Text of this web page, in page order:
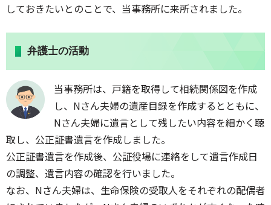
しておきたいとのことで、当事務所に来所されました。
弁護士の活動
当事務所は、戸籍を取得して相続関係図を作成
し、Nさん夫婦の遺産目録を作成するとともに、
Nさん夫婦に遺言として残したい内容を細かく聴
取し、公正証書遺言を作成しました。
公正証書遺言を作成後、公証役場に連絡をして遺言作成日
の調整、遺言内容の確認を行いました。
なお、Nさん夫婦は、生命保険の受取人をそれぞれの配偶者